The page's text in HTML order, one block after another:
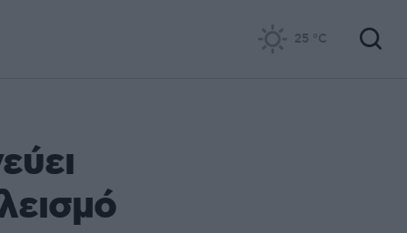
25 °C